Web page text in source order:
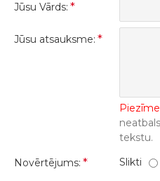
Jūsu Vārds:
Jūsu atsauksme:
tekstu.
Novērtējums:
Slikti